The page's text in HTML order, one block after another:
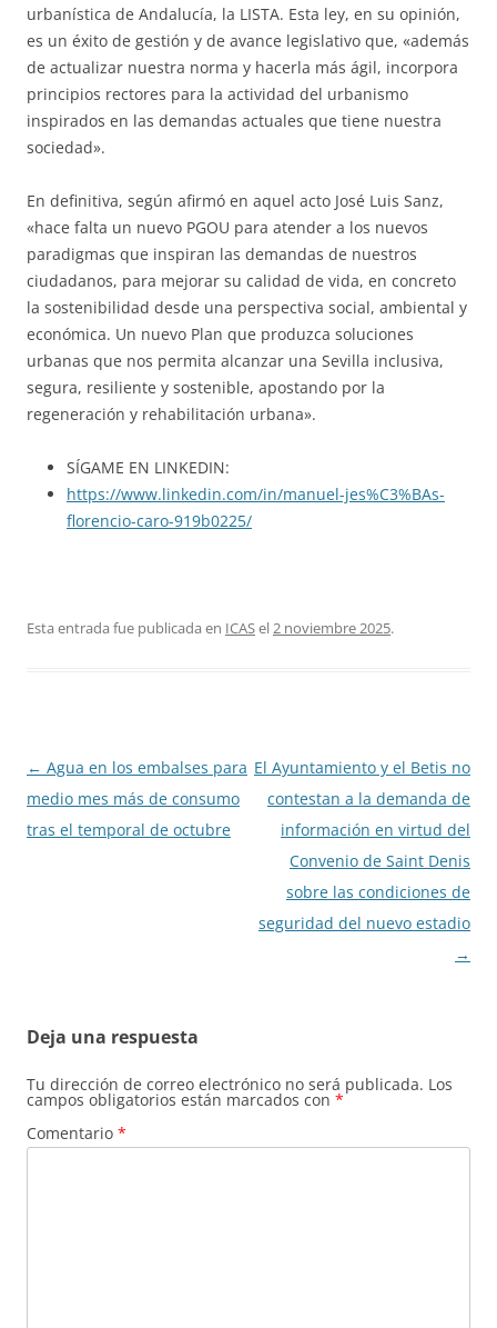
urbanística de Andalucía, la LISTA. Esta ley, en su opinión,
es un éxito de gestión y de avance legislativo que, «además
de actualizar nuestra norma y hacerla más ágil, incorpora
principios rectores para la actividad del urbanismo
inspirados en las demandas actuales que tiene nuestra
sociedad».
En definitiva, según afirmó en aquel acto José Luis Sanz,
«hace falta un nuevo PGOU para atender a los nuevos
paradigmas que inspiran las demandas de nuestros
ciudadanos, para mejorar su calidad de vida, en concreto
la sostenibilidad desde una perspectiva social, ambiental y
económica. Un nuevo Plan que produzca soluciones
urbanas que nos permita alcanzar una Sevilla inclusiva,
segura, resiliente y sostenible, apostando por la
regeneración y rehabilitación urbana».
SÍGAME EN LINKEDIN:
https://www.linkedin.com/in/manuel-jes%C3%BAs-
florencio-caro-919b0225/
Esta entrada fue publicada en ICASel2 noviembre 2025.
Navegación
de
entradas
← Agua en los embalses para
medio mes más de consumo
tras el temporal de octubre
El Ayuntamiento y el Betis no
contestan a la demanda de
información en virtud del
Convenio de Saint Denis
sobre las condiciones de
seguridad del nuevo estadio
→
Deja una respuesta
Tu dirección de correo electrónico no será publicada. Los
campos obligatorios están marcados con *
Comentario *